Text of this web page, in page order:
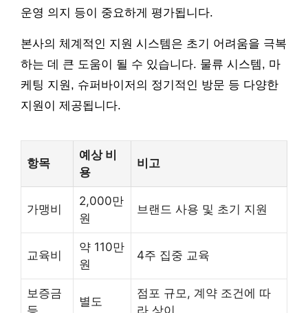
운영 의지 등이 중요하게 평가됩니다.
본사의 체계적인 지원 시스템은 초기 어려움을 극복
하는 데 큰 도움이 될 수 있습니다. 물류 시스템, 마
케팅 지원, 슈퍼바이저의 정기적인 방문 등 다양한
지원이 제공됩니다.
항목
예상 비
용
비고
가맹비
2,000만
원
브랜드 사용 및 초기 지원
교육비
약 110만
원
4주 집중 교육
보증금
별도
점포 규모, 계약 조건에 따